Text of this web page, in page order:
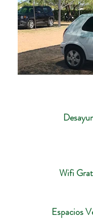
Wifi
Espacios